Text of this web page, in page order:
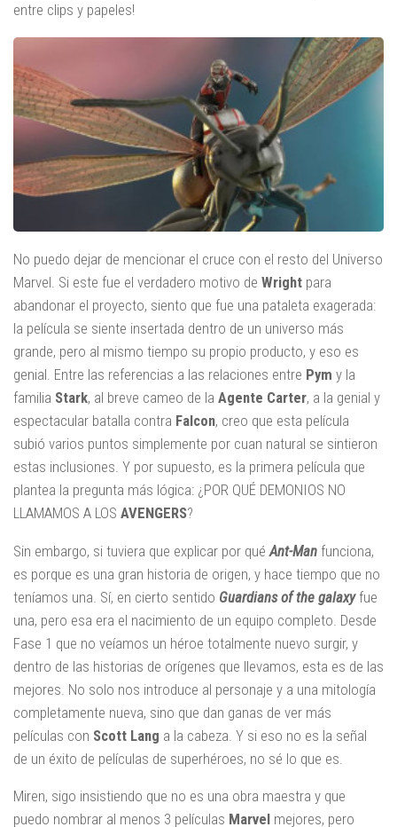
entre clips y papeles!
No puedo dejar de mencionar el cruce con el resto del Universo
Marvel. Si este fue el verdadero motivo de Wright para
abandonar el proyecto, siento que fue una pataleta exagerada:
la película se siente insertada dentro de un universo más
grande, pero al mismo tiempo su propio producto, y eso es
genial. Entre las referencias a las relaciones entre Pym y la
familia Stark, al breve cameo de la Agente Carter, a la genial y
espectacular batalla contra Falcon, creo que esta película
subió varios puntos simplemente por cuan natural se sintieron
estas inclusiones. Y por supuesto, es la primera película que
plantea la pregunta más lógica: ¿POR QUÉ DEMONIOS NO
LLAMAMOS A LOS AVENGERS?
Sin embargo, si tuviera que explicar por qué Ant-Man funciona,
es porque es una gran historia de origen, y hace tiempo que no
teníamos una. Sí, en cierto sentido Guardians of the galaxyfue
una, pero esa era el nacimiento de un equipo completo. Desde
Fase 1 que no veíamos un héroe totalmente nuevo surgir, y
dentro de las historias de orígenes que llevamos, esta es de las
mejores. No solo nos introduce al personaje y a una mitología
completamente nueva, sino que dan ganas de ver más
películas con Scott Lang a la cabeza. Y si eso no es la señal
de un éxito de películas de superhéroes, no sé lo que es.
Miren, sigo insistiendo que no es una obra maestra y que
puedo nombrar al menos 3 películas Marvel mejores, pero